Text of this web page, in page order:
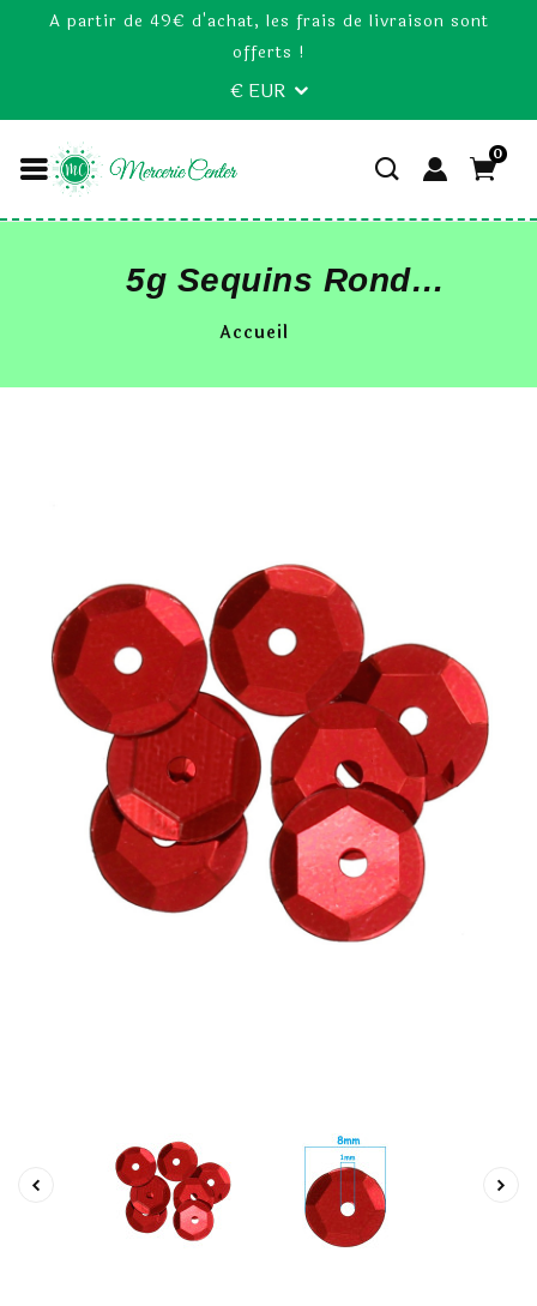
A partir de 49€ d'achat, les frais de livraison sont
offerts !
€ EUR
0
5g Sequins Rond
Paillettes Rouge
Accueil